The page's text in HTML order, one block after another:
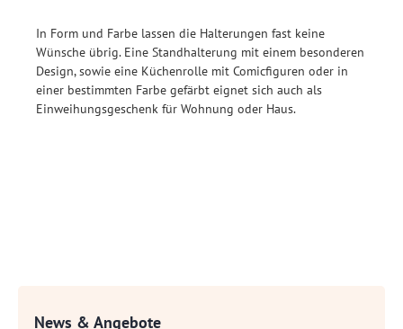
In Form und Farbe lassen die Halterungen fast keine
Wünsche übrig. Eine Standhalterung mit einem besonderen
Design, sowie eine Küchenrolle mit Comicfiguren oder in
einer bestimmten Farbe gefärbt eignet sich auch als
Einweihungsgeschenk für Wohnung oder Haus.
News & Angebote